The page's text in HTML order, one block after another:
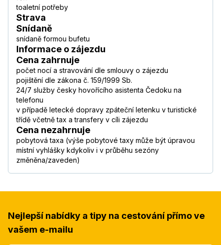
toaletní potřeby
Strava
Snídaně
snídaně formou bufetu
Informace o zájezdu
Cena zahrnuje
počet nocí a stravování dle smlouvy o zájezdu
pojištění dle zákona č. 159/1999 Sb.
24/7 služby česky hovořícího asistenta Čedoku na
telefonu
v případě letecké dopravy zpáteční letenku v turistické
třídě včetně tax a transfery v cíli zájezdu
Cena nezahrnuje
pobytová taxa (výše pobytové taxy může být úpravou
místní vyhlášky kdykoliv i v průběhu sezóny
změněna/zaveden)
Nejlepší nabídky a tipy na cestování přímo ve
vašem e-mailu